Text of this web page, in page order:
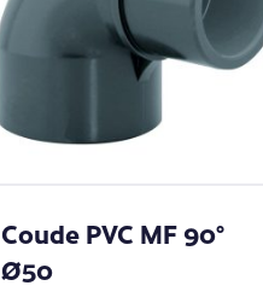
Coude PVC MF 90°
Ø50